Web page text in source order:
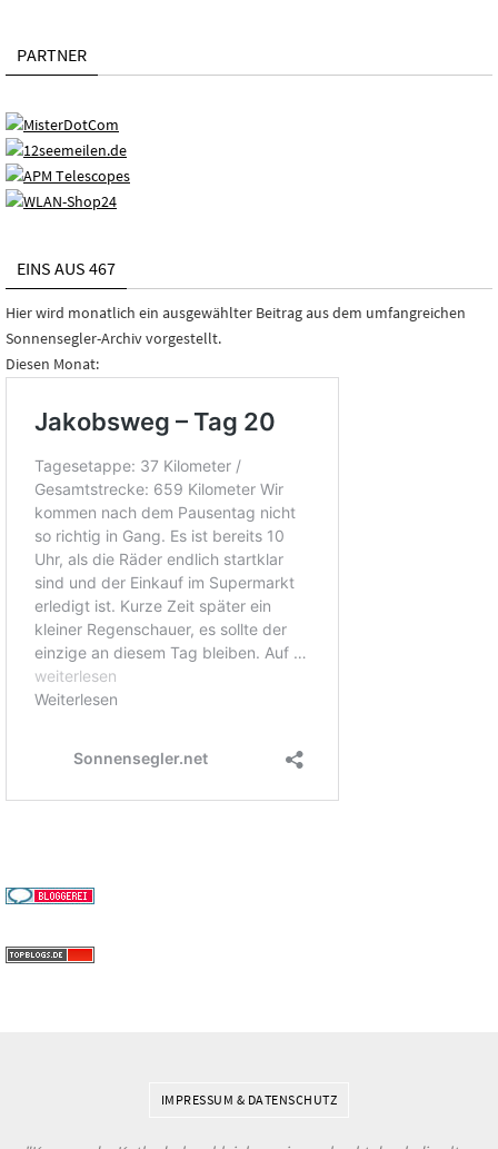
PARTNER
EINS AUS 467
Hier wird monatlich ein ausgewählter Beitrag aus dem umfangreichen
Sonnensegler-Archiv vorgestellt.
Diesen Monat:
IMPRESSUM & DATENSCHUTZ